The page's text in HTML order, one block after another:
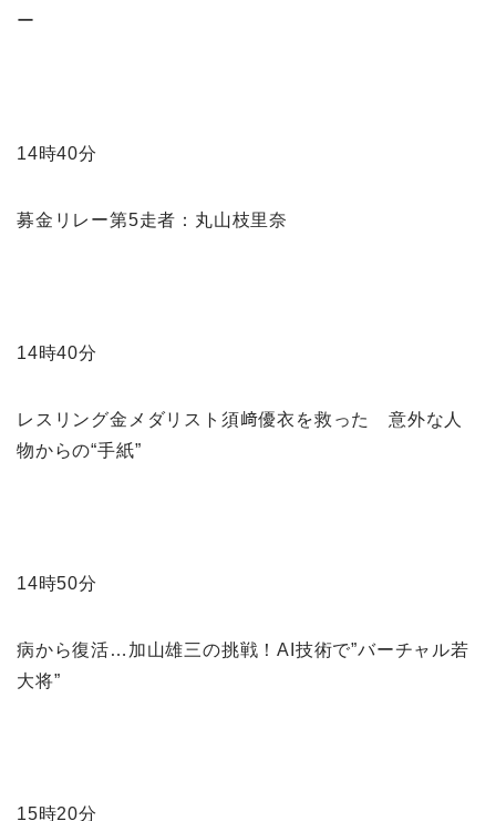
ー
14時40分
募金リレー第5走者：丸山枝里奈
14時40分
レスリング金メダリスト須﨑優衣を救った 意外な人
物からの“手紙”
14時50分
病から復活…加山雄三の挑戦！AI技術で”バーチャル若
大将”
15時20分